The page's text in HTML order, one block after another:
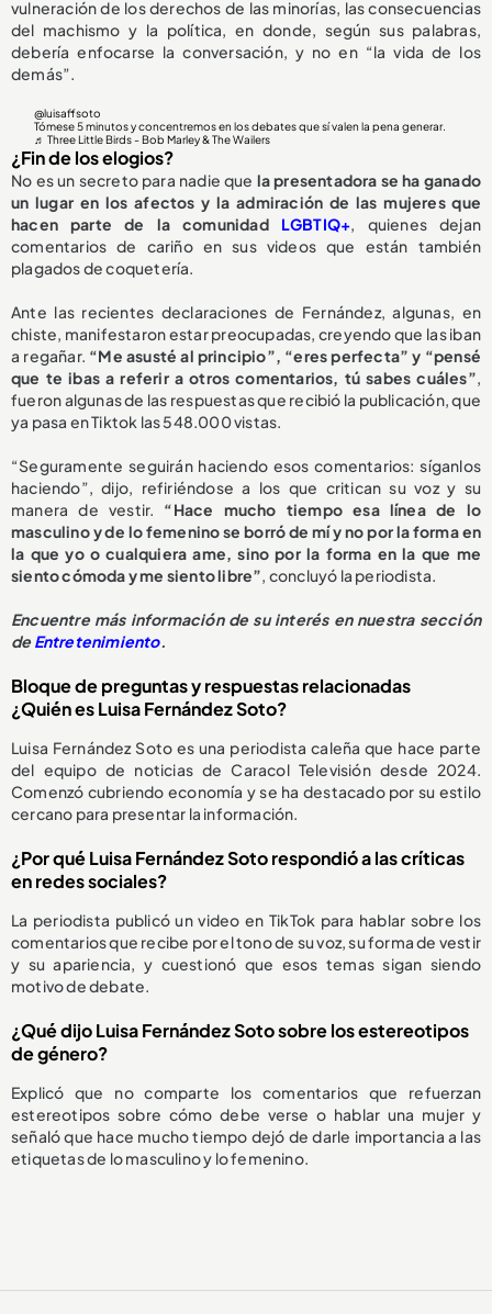
vulneración de los derechos de las minorías, las consecuencias
del machismo y la política, en donde, según sus palabras,
debería enfocarse la conversación, y no en “la vida de los
demás”.
@luisaffsoto
Tómese 5 minutos y concentremos en los debates que sí valen la pena generar.
♬ Three Little Birds - Bob Marley & The Wailers
¿Fin de los elogios?
No es un secreto para nadie que la presentadora se ha ganado
un lugar en los afectos y la admiración de las mujeres que
hacen parte de la comunidad LGBTIQ+, quienes dejan
comentarios de cariño en sus videos que están también
plagados de coquetería.
Ante las recientes declaraciones de Fernández, algunas, en
chiste, manifestaron estar preocupadas, creyendo que las iban
a regañar. “Me asusté al principio”, “eres perfecta” y “pensé
que te ibas a referir a otros comentarios, tú sabes cuáles”,
fueron algunas de las respuestas que recibió la publicación, que
ya pasa en Tiktok las 548.000 vistas.
“Seguramente seguirán haciendo esos comentarios: síganlos
haciendo”, dijo, refiriéndose a los que critican su voz y su
manera de vestir. “Hace mucho tiempo esa línea de lo
masculino y de lo femenino se borró de mí y no por la forma en
la que yo o cualquiera ame, sino por la forma en la que me
siento cómoda y me siento libre”, concluyó la periodista.
Encuentre más información de su interés en nuestra sección
deEntretenimiento.
Bloque de preguntas y respuestas relacionadas
¿Quién es Luisa Fernández Soto?
Luisa Fernández Soto es una periodista caleña que hace parte
del equipo de noticias de Caracol Televisión desde 2024.
Comenzó cubriendo economía y se ha destacado por su estilo
cercano para presentar la información.
¿Por qué Luisa Fernández Soto respondió a las críticas
en redes sociales?
La periodista publicó un video en TikTok para hablar sobre los
comentarios que recibe por el tono de su voz, su forma de vestir
y su apariencia, y cuestionó que esos temas sigan siendo
motivo de debate.
¿Qué dijo Luisa Fernández Soto sobre los estereotipos
de género?
Explicó que no comparte los comentarios que refuerzan
estereotipos sobre cómo debe verse o hablar una mujer y
señaló que hace mucho tiempo dejó de darle importancia a las
etiquetas de lo masculino y lo femenino.